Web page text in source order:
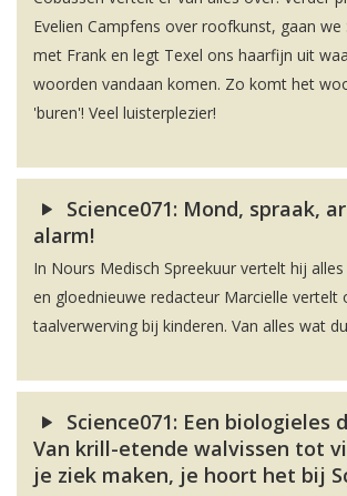
Evelien Campfens over roofkunst, gaan we
met Frank en legt Texel ons haarfijn uit
woorden vandaan komen. Zo komt het
'buren'! Veel luisterplezier!
Science071: Mond, spraak,
alarm!
In Nours Medisch Spreekuur vertelt hij
en gloednieuwe redacteur Marcielle vertelt
taalverwerving bij kinderen. Van alles wat
Science071: Een biologieles
Van krill-etende walvissen tot
je ziek maken, je hoort het bij